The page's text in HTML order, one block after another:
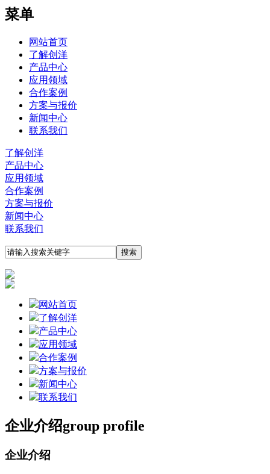
菜单
网站首页
了解创洋
产品中心
应用领域
合作案例
方案与报价
新闻中心
联系我们
了解创洋
产品中心
应用领域
合作案例
方案与报价
新闻中心
联系我们
网站首页
了解创洋
产品中心
应用领域
合作案例
方案与报价
新闻中心
联系我们
企业介绍group profile
企业介绍